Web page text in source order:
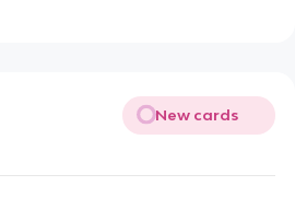
New cards